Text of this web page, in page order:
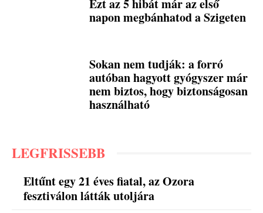
Ezt az 5 hibát már az első
napon megbánhatod a Szigeten
Sokan nem tudják: a forró
autóban hagyott gyógyszer már
nem biztos, hogy biztonságosan
használható
LEGFRISSEBB
Eltűnt egy 21 éves fiatal, az Ozora
fesztiválon látták utoljára